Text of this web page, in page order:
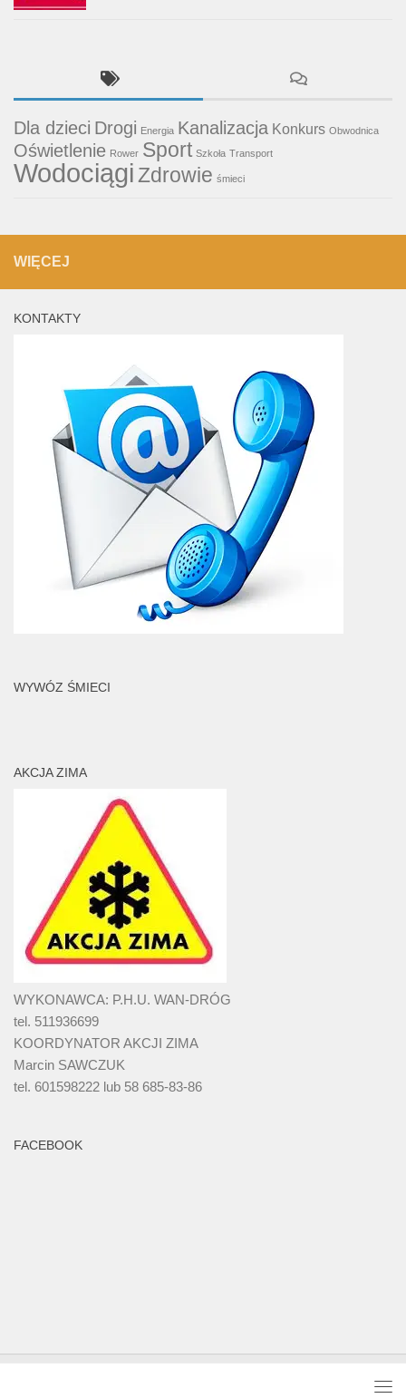
Dla dzieci Drogi Energia Kanalizacja Konkurs Obwodnica
Oświetlenie Rower Sport Szkoła Transport
WodociągiZdrowie śmieci
WIĘCEJ
KONTAKTY
WYWÓZ ŚMIECI
AKCJA ZIMA
WYKONAWCA: P.H.U. WAN-DRÓG
tel. 511936699
KOORDYNATOR AKCJI ZIMA
Marcin SAWCZUK
tel. 601598222 lub 58 685-83-86
FACEBOOK